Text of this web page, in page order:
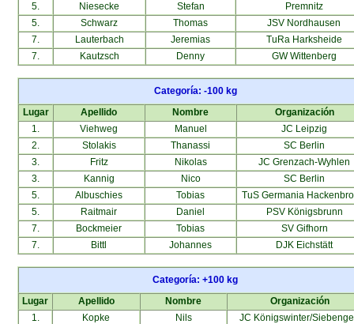
5.
Niesecke Stefan
Premnitz
5.
Schwarz Thomas
JSV Nordhausen
7.
Lauterbach Jeremias
TuRa Harksheide
7.
Kautzsch Denny GW Wittenberg
Categoría: -100 kg
Lugar
Apellido Nombre
Organización
1.
Viehweg Manuel
JC Leipzig
2.
Stolakis Thanassi
SC Berlin
3.
Fritz Nikolas
JC Grenzach-Wyhlen
3.
Kannig Nico
SC Berlin
5.
Albuschies Tobias
TuS Germania
5.
Raitmair Daniel
PSV Königsbrunn
7.
Bockmeier Tobias
SV Gifhorn
7.
Bittl Johannes DJK Eichstätt
Categoría: +100 kg
Lugar
Apellido Nombre
Organización
1.
Kopke Nils
JC Königswinter/